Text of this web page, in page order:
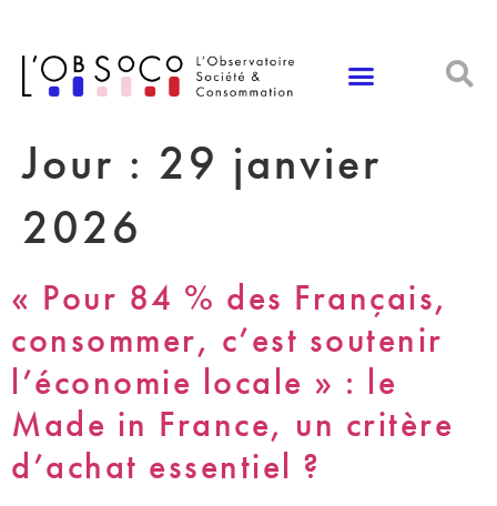
Jour : 29 janvier
2026
« Pour 84 % des Français,
consommer, c’est soutenir
l’économie locale » : le
Made in France, un critère
d’achat essentiel ?